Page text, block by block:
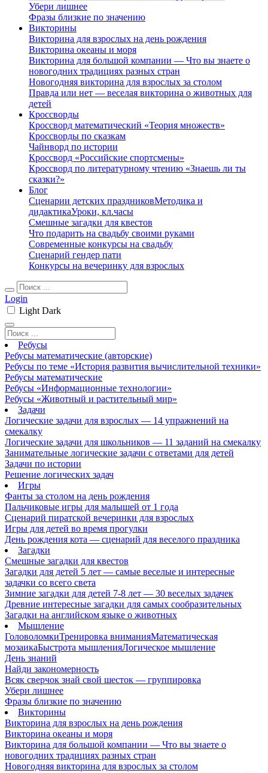
Убери лишнее
Фразы близкие по значению
Викторины
Викторина для взрослых на день рождения
Викторина океаны и моря
Викторина для большой компании — Что вы знаете о
новогодних традициях разных стран
Новогодняя викторина для взрослых за столом
Правда или нет — веселая викторина о животных для
детей
Кроссворды
Кроссворд математический «Теория множеств»
Кроссворды по сказкам
Чайнворд по истории
Кроссворд «Российские спортсмены»
Кроссворд по литературному чтению «Знаешь ли ты
сказки?»
Блог
Сценарии детских праздниковМетодика и
дидактикаУроки, кл.часы
Смешные загадки для квестов
Что подарить на свадьбу своими руками
Современные конкурсы на свадьбу
Сценарий гендер пати
Конкурсы на вечеринку для взрослых
Login
Light Dark
Ребусы
Ребусы математические (авторские)
Ребусы по теме «История развития вычислительной техники»
Ребусы математические
Ребусы «Информационные технологии»
Ребусы «Животный и растительный мир»
Задачи
Логические задачи для взрослых — 14 упражнений на
смекалку
Логические задачи для школьников — 11 заданий на смекалку
Занимательные логические задачи с ответами для детей
Задачи по истории
Решение логических задач
Игры
Фанты за столом на день рождения
Пальчиковые игры для малышей от 1 года
Сценарий пиратской вечеринки для взрослых
Игры для детей во время прогулки
День рождения кота — сценарий для веселого праздника
Загадки
Смешные загадки для квестов
Загадки для детей 5 лет — самые веселые и интересные
задачки со всего света
Зимние загадки для детей 7-8 лет — 30 веселых задачек
Древние интересные загадки для самых сообразительных
Загадки на английском языке о животных
Мышление
ГоловоломкиТренировка вниманияМатематическая
мозаикаБыстрота мышленияЛогическое мышление
День знаний
Найди закономерность
Всяк сверчок знай свой шесток — группировка
Убери лишнее
Фразы близкие по значению
Викторины
Викторина для взрослых на день рождения
Викторина океаны и моря
Викторина для большой компании — Что вы знаете о
новогодних традициях разных стран
Новогодняя викторина для взрослых за столом